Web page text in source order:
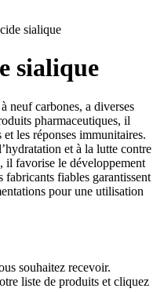
sialique
sialique
neuf carbones, a diverses
pharmaceutiques, il
les réponses immunitaires.
et à la lutte contre
il favorise le développement
fabricants fiables garantissent
pour une utilisation
souhaitez recevoir.
liste de produits et cliquez